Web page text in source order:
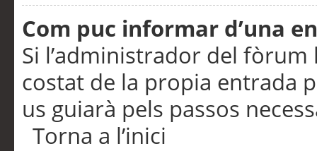
Com puc informar d’una
Si l’administrador del
costat de la propia entrada
us guiarà pels passos
Torna a l’inici